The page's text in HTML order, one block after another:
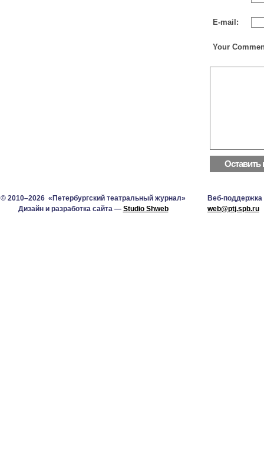
E-mail:
Your
© 2010–2026 «Петербургский театральный журнал»
Дизайн и разработка сайта — Studio Shweb
Веб-поддержка
web@ptj.spb.ru